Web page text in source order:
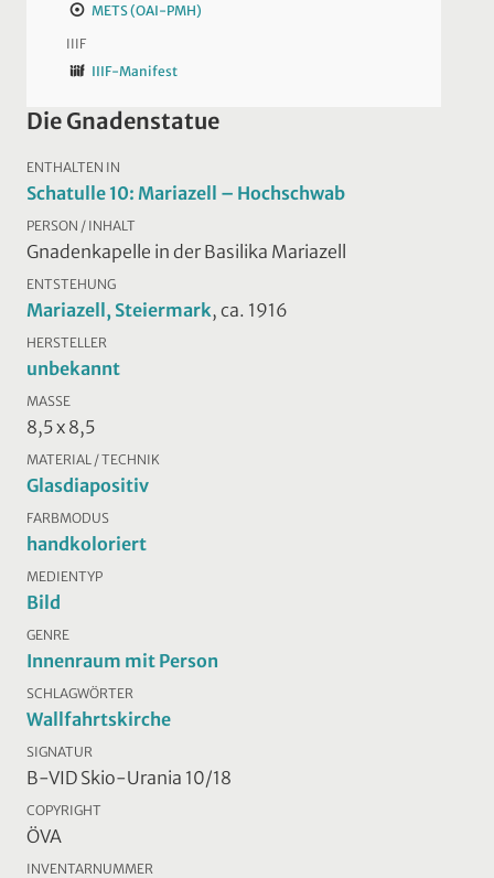
METS (OAI-PMH)
IIIF
IIIF-Manifest
Die Gnadenstatue
ENTHALTEN IN
Schatulle 10: Mariazell – Hochschwab
PERSON / INHALT
Gnadenkapelle in der Basilika Mariazell
ENTSTEHUNG
Mariazell, Steiermark, ca. 1916
HERSTELLER
unbekannt
MASSE
8,5 x 8,5
MATERIAL / TECHNIK
Glasdiapositiv
FARBMODUS
handkoloriert
MEDIENTYP
Bild
GENRE
Innenraum mit Person
SCHLAGWÖRTER
Wallfahrtskirche
SIGNATUR
B-VID Skio-Urania 10/18
COPYRIGHT
ÖVA
INVENTARNUMMER